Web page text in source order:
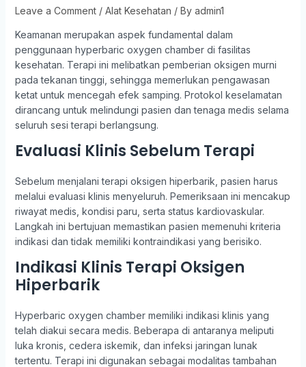
Leave a Comment / Alat Kesehatan / By admin1
Keamanan merupakan aspek fundamental dalam
penggunaan hyperbaric oxygen chamber di fasilitas
kesehatan. Terapi ini melibatkan pemberian oksigen murni
pada tekanan tinggi, sehingga memerlukan pengawasan
ketat untuk mencegah efek samping. Protokol keselamatan
dirancang untuk melindungi pasien dan tenaga medis selama
seluruh sesi terapi berlangsung.
Evaluasi Klinis Sebelum Terapi
Sebelum menjalani terapi oksigen hiperbarik, pasien harus
melalui evaluasi klinis menyeluruh. Pemeriksaan ini mencakup
riwayat medis, kondisi paru, serta status kardiovaskular.
Langkah ini bertujuan memastikan pasien memenuhi kriteria
indikasi dan tidak memiliki kontraindikasi yang berisiko.
Indikasi Klinis Terapi Oksigen
Hiperbarik
Hyperbaric oxygen chamber memiliki indikasi klinis yang
telah diakui secara medis. Beberapa di antaranya meliputi
luka kronis, cedera iskemik, dan infeksi jaringan lunak
tertentu. Terapi ini digunakan sebagai modalitas tambahan